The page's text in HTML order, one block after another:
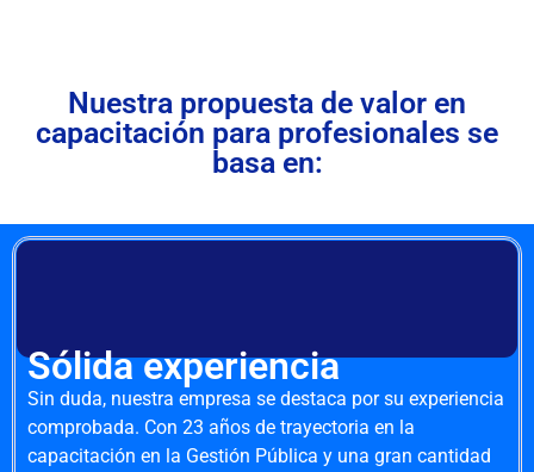
Nuestra propuesta de valor en
capacitación para profesionales se
basa en:
Sólida experiencia
Sin duda, nuestra empresa se destaca por su experiencia
comprobada. Con 23 años de trayectoria en la
capacitación en la Gestión Pública y una gran cantidad